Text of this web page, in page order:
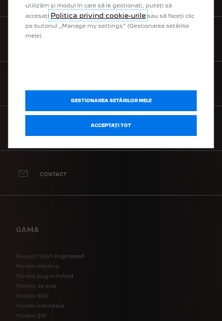
SOLICITĂ O OFERTĂ
CONTACT
GAMA
Peugeot Sport Engineered
Modele electrice
Modele plug-in hybrid
Modele de oraș
Modele SUV
Modele hatchback
Modele SW
utilizăm și modul în care să le gestionați, puteți să
accesați Politica privind cookie-urile sau să faceți clic
pe butonul „Manage my settings” (Gestionarea setărilor
mele).
GESTIONAREA SETĂRILOR MELE
ACCEPTAȚI TOT